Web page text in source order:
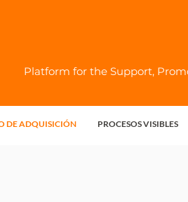
Platform for the Support,
DE ADQUISICIÓN PROCESOS VISIBLES